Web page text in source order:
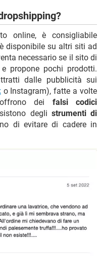
online, è consigliabile
disponibile su altri siti ad
necessario se il sito di
propone pochi prodotti.
dalle pubblicità sui
o Instagram), fatte a volte
dei falsi codici
degli strumenti di
di evitare di cadere in